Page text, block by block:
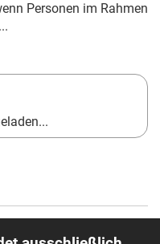
Personen im Rahmen